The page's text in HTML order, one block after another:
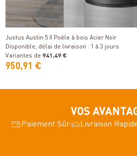
Justus Austin 5 II Poêle à bois Acier Noir
Disponible, délai de livraison : 1 à 3 jours
Variantes de 941,49 €
950,91 €
VOS
Paiement Sûr Livraison Rapide